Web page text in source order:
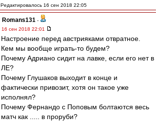
Редактировалось 16 сен 2018 22:05
Romans131 -
16 сен 2018 22:01
Настроение перед австрияками отвратное.
Кем мы вообще играть-то будем?
Почему Адриано сидит на лавке, если его нет в
ЛЕ?
Почему Глушаков выходит в конце и
фактически привозит, хотя он такое уже
исполнял?
Почему Фернандо с Поповым болтаются весь
матч как ..... в проруби?